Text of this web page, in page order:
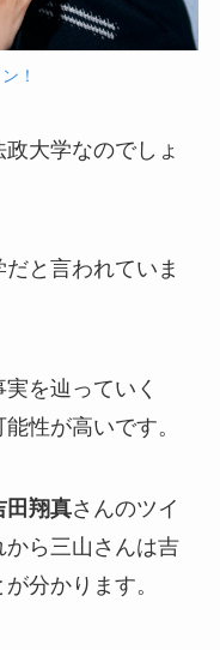
！
大学なのでしょ
と言われていま
を辿っていく
性が高いです。
田翔真さんのツイ
ら三山さんは吉
分かります。